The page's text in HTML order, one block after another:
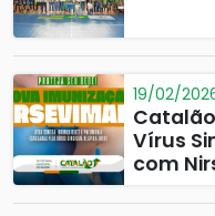
19/02/
Vírus
com